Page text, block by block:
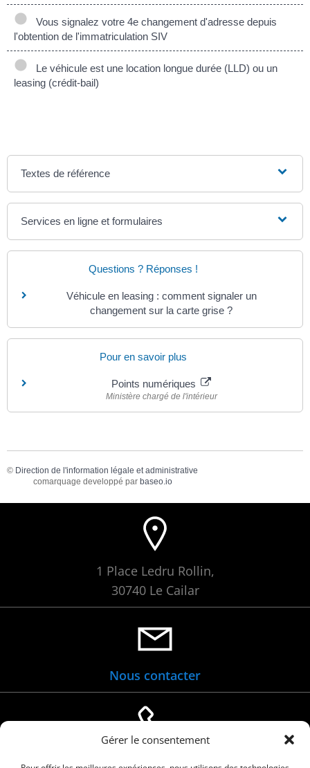
Gérer le consentement
Vous signalez votre 4e changement d'adresse depuis
l'obtention de l'immatriculation SIV
Le véhicule est une location longue durée (LLD) ou un
leasing (crédit-bail)
Textes de référence
Services en ligne et formulaires
Questions ? Réponses !
Véhicule en leasing : comment signaler un
changement sur la carte grise ?
Pour en savoir plus
Points numériques
Ministère chargé de l'intérieur
© Direction de l'information légale et administrative
comarquage developpé par baseo.io
1 Place Ledru Rollin,
30740 Le Cailar
Nous contacter
04 66 88 01 05